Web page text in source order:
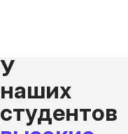
У
наших
студентов